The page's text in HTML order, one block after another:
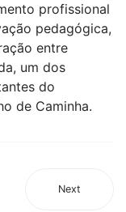
profissional
pedagógica,
entre
um dos
do
de Caminha.
Next